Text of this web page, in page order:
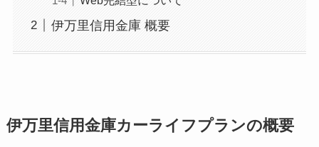
伊万里信用金庫 概要
伊万里信用金庫カーライフプランの概要